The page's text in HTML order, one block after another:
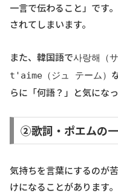
一言で伝わること」です
されてしまいます。
また、韓国語で사랑해（サ
t'aime（ジュ テーム）
らに「何語？」と気にな
②歌詞・ポエムの
気持ちを言葉にするのが
けになることがあります